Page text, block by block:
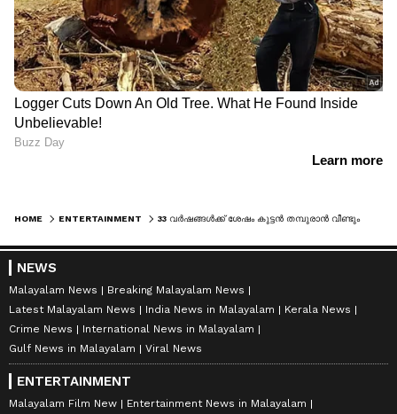
HOME ENTERTAINMENT
NEWS
Malayalam News
Breaking Malayalam News
Latest Malayalam News
India News in Malayalam
Kerala News
Crime News
International News in Malayalam
Gulf News in Malayalam
Viral News
ENTERTAINMENT
Malayalam Film New
Entertainment News in Malayalam